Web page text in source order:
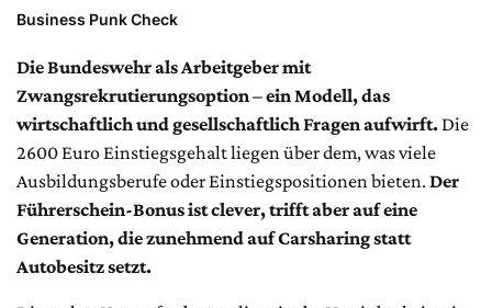
Business Punk Check
Die Bundeswehr als Arbeitgeber mit
Zwangsrekrutierungsoption – ein Modell, das
wirtschaftlich und gesellschaftlich Fragen aufwirft. Die
2600 Euro Einstiegsgehalt liegen über dem, was viele
Ausbildungsberufe oder Einstiegspositionen bieten. Der
Führerschein-Bonus ist clever, trifft aber auf eine
Generation, die zunehmend auf Carsharing statt
Autobesitz setzt.